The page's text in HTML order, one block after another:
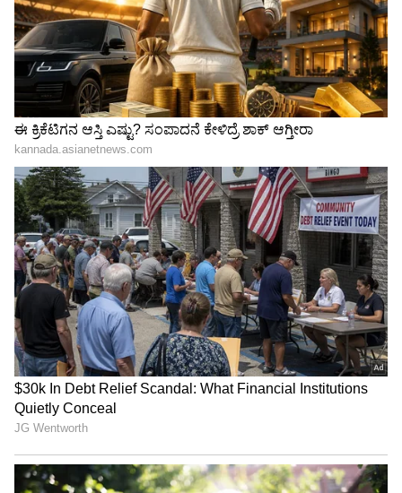
ರಾಜ್ಯಕ್ಕೆ ಖುಷಿ ಸುದ್ದಿ ಕೊಟ್ಟವಳ ಕಹಿ ಸುದ್ದಿ:ಖಾಸಗಿ
ಸುದ್ದಿವಾಹಿನಿಯಲ್ಲಿ ನಿರೂಪಕಿಯಾಗಿದ್ದ ದಿವ್ಯಾ, ಆರು ತಿಂಗಳ
ಹಿಂದೆ ಕೆಲಸ ಬಿಟ್ಟಿದ್ದಳು. ಅಲ್ಲದೆ ಇನ್‌ಸ್ಟಾಗ್ರಾಂ ಹಾಗೂ
ಫೇಸ್‌ಬುಕ್ ಸೇರಿ ಸಾಮಾಜಿಕ ಜಾಲತಾಣಗಳಲ್ಲಿ ವಿಡಿಯೋ,
ರೀಲ್ಸ್‌ಗಳ ಮೂಲಕ ಆಕೆ ಖ್ಯಾತಿ ಪಡೆದಿದ್ದಳು. ಖಾಸಗಿ
ಸುದ್ದಿವಾಹಿನಿಯಲ್ಲಿ ಆಕೆಗೆ 15 ಸಾವಿರ ರು. ಸಂಬಳ ಇದ್ದರೆ,
ಮನರಂಜನಾ ವಾಹಿನಿ ಯಲ್ಲಿ ಹಾಸ್ಯ ಕಾರ್ಯಕ್ರಮದಲ್ಲಿ
ನಟಿಸುತ್ತಿದ್ದ ಆಕೆಗೆ ವಾರಕ್ಕೆ 6 ರಿಂದ 7 ಸಾವಿರ ರು. ಸಂಭಾ ವನೆ
ಸಿಗುತ್ತಿತ್ತು. ಐಷಾರಾಮಿ ಜೀವನಕ್ಕೆ ಬಿದ್ದಿದ್ದ ದಿವ್ಯಾ, ಸುಲಭವಾಗಿ
ಹಣ ಸಂಪಾದಿಸಲು ಅಡ್ಡ ಮಾರ್ಗ ತುಳಿದು ಸಂಕಷ್ಟಕ್ಕೆ
ತುತ್ತಾಗಿದ್ದಾಳೆ ಎಂದು ಅಧಿಕಾರಿಗಳು ಹೇಳಿದ್ದಾರೆ.
ವೈದ್ಯರು ಸೇರಿ 100ಕ್ಕೂ ಹೆಚ್ಚಿನ ಜನರಿಗೆ ಸುಲಿಗೆ:ರಾಜ್
ನ್ಯೂಸ್ ವಾಹಿನಿ ಸೇರುವ ಮುನ್ನ ಯೂಟ್ಯೂಬ್‌ನಲ್ಲಿ ತನ್ನದೇ
ಚಾನಲ್ ಅನ್ನು ವೆಂಕಟೇಶ್ ಮಾಡಿಕೊಂಡಿದ್ದ. ಆ ಚಾನೆಲ್‌ಗೆ
ಸಂದರ್ಶನಕ್ಕಾಗಿ ದಿವ್ಯಾಳನ್ನು ಆತ ಪರಿಚಯ ಮಾಡಿಕೊಂಡಿದ್ದ.
ನಂತರ ಇಬ್ಬರ ನಡುವೆ ಆತ್ಮೀಯ ಒಡನಾಟವಿತ್ತು. ಈ
ಗೆಳೆತನದಲ್ಲೇ ಇಬ್ಬರು ಸುಲಿಗೆ ಕೃತ್ಯಕ್ಕಿಳಿದಿದ್ದರು ಎಂದು
ಪೊಲೀಸರು ತಿಳಿಸಿದ್ದಾರೆ. ಮಸಾಜ್ ಪಾರ್ಲ‌ಗಳು ಹಾಗೂ
"ರಾಜಕೀಯ ಬೇಡ, ಸಿನಿಮಾನೇ ಪ್ರಾಣ":
ಕನಕೋತ್ಸವದಲ್ಲಿ ರಿಷಬ್ ಶೆಟ್ಟಿ | Rishab
Shetty speech | Suvarna News
ಶೇ.50 ರಿಂದ ಶೇ.18 ಕ್ಕೆ TAX ಇಳಿಕೆ: ಮೋದಿ-
ಟ್ರಂಪ್ ಐತಿಹಾಸಿಕ ಒಪ್ಪಂದ | India US
Trade Deal | Party Rounds